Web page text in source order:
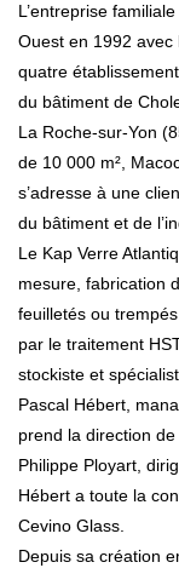
L’entreprise
Ouest en 1992
quatre
du bâtiment de
La Roche-sur-Yon
de 10 000 m²,
s’adresse à une
du bâtiment et de
Le Kap Verre
mesure, fabrication
feuilletés ou
par le traitement
stockiste et
Pascal Hébert,
prend la direction
Philippe Ployart,
Hébert a toute la
Cevino Glass.
Depuis sa création